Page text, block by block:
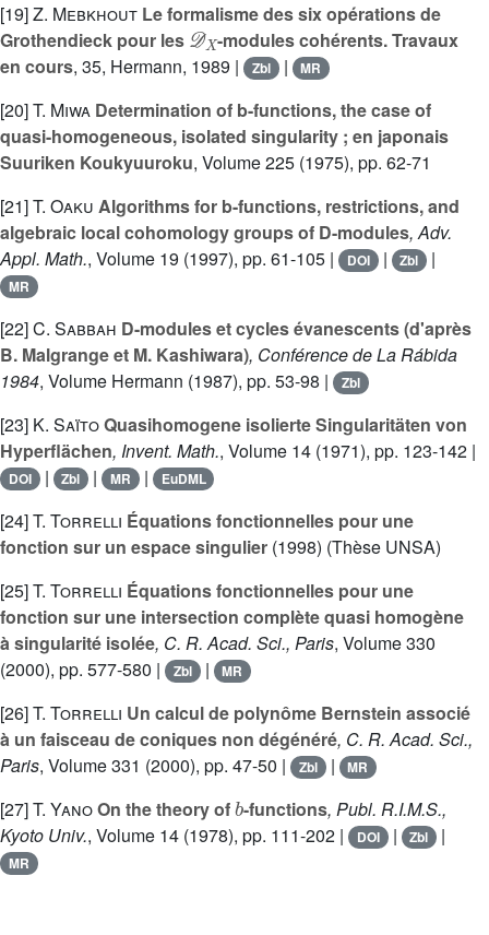
[19]Z. Mebkhout Le formalisme des six opérations de
Grothendieck pour les
𝒟X
-modules cohérents. Travaux
en cours, 35, Hermann, 1989 | Zbl | MR
[20]T. Miwa Determination of b-functions, the case of
quasi-homogeneous, isolated singularity ; en japonais
Suuriken Koukyuuroku, Volume 225 (1975), pp. 62-71
[21]T. Oaku Algorithms for b-functions, restrictions, and
algebraic local cohomology groups of D-modules, Adv.
Appl. Math., Volume 19 (1997), pp. 61-105 | DOI | Zbl |
MR
[22]C. Sabbah D-modules et cycles évanescents (d'après
B. Malgrange et M. Kashiwara), Conférence de La Rábida
1984, Volume Hermann (1987), pp. 53-98 | Zbl
[23] K. SaïtoQuasihomogene isolierte Singularitäten von
Hyperflächen, Invent. Math., Volume 14 (1971), pp. 123-142 |
DOI | Zbl | MR | EuDML
[24]T. Torrelli Équations fonctionnelles pour une
fonction sur un espace singulier (1998) (Thèse UNSA)
[25]T. Torrelli Équations fonctionnelles pour une
fonction sur une intersection complète quasi homogène
à singularité isolée, C. R. Acad. Sci., Paris, Volume 330
(2000), pp. 577-580 |
Zbl | MR
[26]T. Torrelli Un calcul de polynôme Bernstein associé
à un faisceau de coniques non dégénéré, C. R. Acad. Sci.,
Paris, Volume 331 (2000), pp. 47-50 | Zbl | MR
[27]T. YanoOn the theory of -functions, Publ. R.I.M.S.,
Kyoto Univ., Volume 14 (1978), pp. 111-202 | DOI | Zbl |
MR